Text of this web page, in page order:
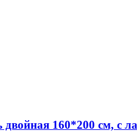
160*200 см, с